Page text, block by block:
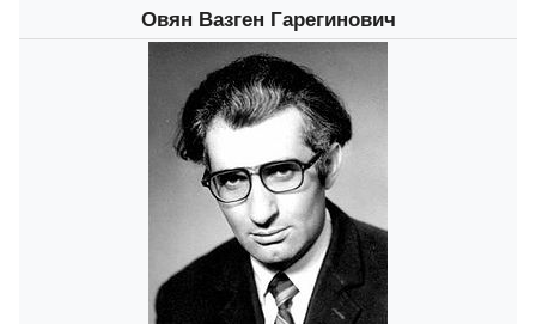
Овян Вазген Гарегинович